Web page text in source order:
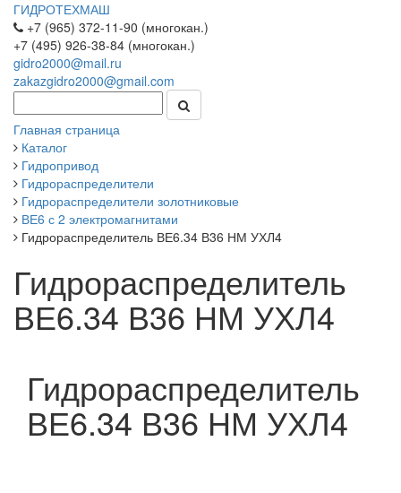
ГИДРОТЕХМАШ
+7 (965) 372-11-90 (многокан.)
+7 (495) 926-38-84 (многокан.)
gidro2000@mail.ru
zakazgidro2000@gmail.com
Главная страница
Каталог
Гидропривод
Гидрораспределители
Гидрораспределители золотниковые
ВЕ6 с 2 электромагнитами
Гидрораспределитель ВЕ6.34 В36 НМ УХЛ4
Гидрораспределитель
ВЕ6.34 В36 НМ УХЛ4
Гидрораспределитель
ВЕ6.34 В36 НМ УХЛ4